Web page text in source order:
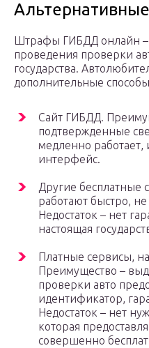
Штрафы ГИБДД онлайн –
проведения проверки
государства.
дополнительные
Сайт ГИБДД.
подтвержденные
медленно
интерфейс.
Другие бесплатные
работают быстро,
Недостаток – нет
настоящая
Платные сервисы,
Преимущество –
проверки авто
идентификатор,
Недостаток – нет
которая
совершенно